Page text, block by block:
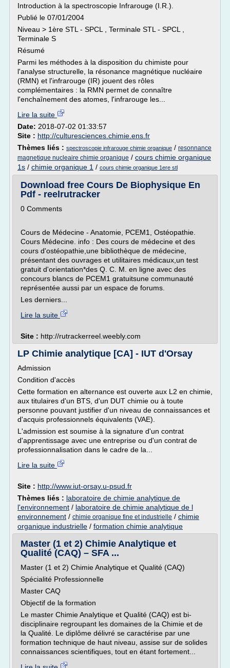
Introduction à la spectroscopie Infrarouge (I.R.).
Publié le 07/01/2004
Niveau > 1ère STL - SPCL , Terminale STL - SPCL ,
Terminale S
Résumé
Parmi les méthodes à la disposition du chimiste pour
l'analyse structurelle, la résonance magnétique nucléaire
(RMN) et l'infrarouge (IR) jouent des rôles
complémentaires : la RMN permet de connaître
l'enchaînement des atomes, l'infrarouge les...
Lire la suite
Date: 2018-07-02 01:33:57
Site : http://culturesciences.chimie.ens.fr
Thèmes liés : spectroscopie infrarouge chimie organique / resonnance
magnetique nucleaire chimie organique / cours chimie organique
1s / chimie organique 1 / cours chimie organique 1ere stl
Download free Cours De Biophysique En
Pdf - reelrutracker
0 Comments
Cours de Médecine - Anatomie, PCEM1, Ostéopathie.
Cours Médecine. info : Des cours de médecine et des
cours d'ostéopathie,une bibliothèque de médecine,
présentant des ouvrages et utilitaires médicaux,un test
gratuit d'orientation*des Q. C. M. en ligne avec des
concours blancs de PCEM1 gratuitsune communauté
représentée aussi par un espace de forums.
Les derniers...
Lire la suite
Site : http://rutrackerreel.weebly.com
LP Chimie analytique [CA] - IUT d'Orsay
Admission
Condition d'accès
Cette formation en alternance est ouverte aux L2 en chimie,
aux titulaires d'un BTS, d'un DUT chimie ou à toute
personne pouvant justifier d'un niveau de connaissances et
d'acquis professionnels équivalents (VAE).
L'admission est soumise à la signature d'un contrat
d'apprentissage avec une entreprise ou d'un contrat de
professionnalisation dans le cadre de la...
Lire la suite
Site : http://www.iut-orsay.u-psud.fr
Thèmes liés : laboratoire de chimie analytique de
l'environnement / laboratoire de chimie analytique de l
environnement / chimie organique fine et industrielle / chimie
organique industrielle / formation chimie analytique
Master (1 et 2) Chimie Analytique et
Qualité (CAQ) – SFA ...
Master (1 et 2) Chimie Analytique et Qualité (CAQ)
Spécialité Professionnelle
Master CAQ
Objectif de la formation
Le master Chimie Analytique et Qualité (CAQ) est bi-
disciplinaire regroupant les domaines de la Chimie et de
la Qualité. Le diplôme délivré se caractérise par une
formation technique de haut niveau, assise sur de solides
connaissances scientifiques, tout en étant fortement...